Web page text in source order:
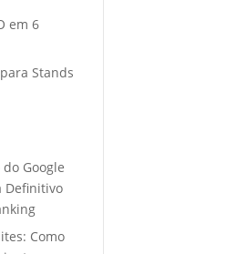
em 6
Stands
Google
Definitivo
Como